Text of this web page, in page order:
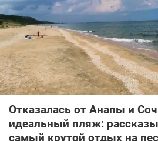
Отказалась от Анапы и
идеальный пляж:
самый крутой отдых на